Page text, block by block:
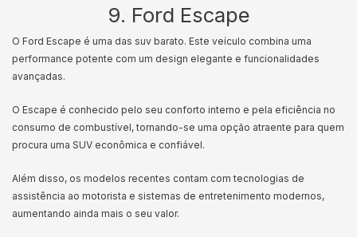
9. Ford Escape
O Ford Escape é uma das suv barato. Este veículo combina uma
performance potente com um design elegante e funcionalidades
avançadas.
O Escape é conhecido pelo seu conforto interno e pela eficiência no
consumo de combustível, tornando-se uma opção atraente para quem
procura uma SUV econômica e confiável.
Além disso, os modelos recentes contam com tecnologias de
assistência ao motorista e sistemas de entretenimento modernos,
aumentando ainda mais o seu valor.